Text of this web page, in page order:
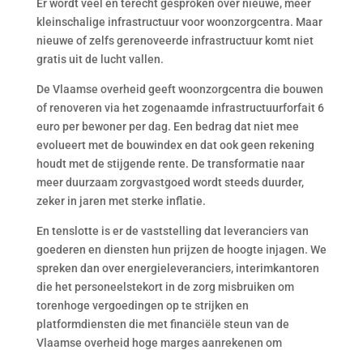
Er wordt veel en terecht gesproken over nieuwe, meer
kleinschalige infrastructuur voor woonzorgcentra. Maar
nieuwe of zelfs gerenoveerde infrastructuur komt niet
gratis uit de lucht vallen.
De Vlaamse overheid geeft woonzorgcentra die bouwen
of renoveren via het zogenaamde infrastructuurforfait 6
euro per bewoner per dag. Een bedrag dat niet mee
evolueert met de bouwindex en dat ook geen rekening
houdt met de stijgende rente. De transformatie naar
meer duurzaam zorgvastgoed wordt steeds duurder,
zeker in jaren met sterke inflatie.
En tenslotte is er de vaststelling dat leveranciers van
goederen en diensten hun prijzen de hoogte injagen. We
spreken dan over energieleveranciers, interimkantoren
die het personeelstekort in de zorg misbruiken om
torenhoge vergoedingen op te strijken en
platformdiensten die met financiële steun van de
Vlaamse overheid hoge marges aanrekenen om